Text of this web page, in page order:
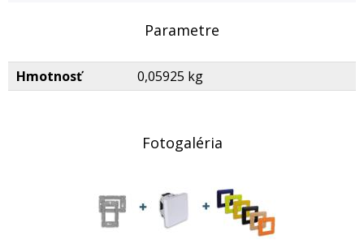
Parametre
Hmotnosť 0,05925 kg
Fotogaléria